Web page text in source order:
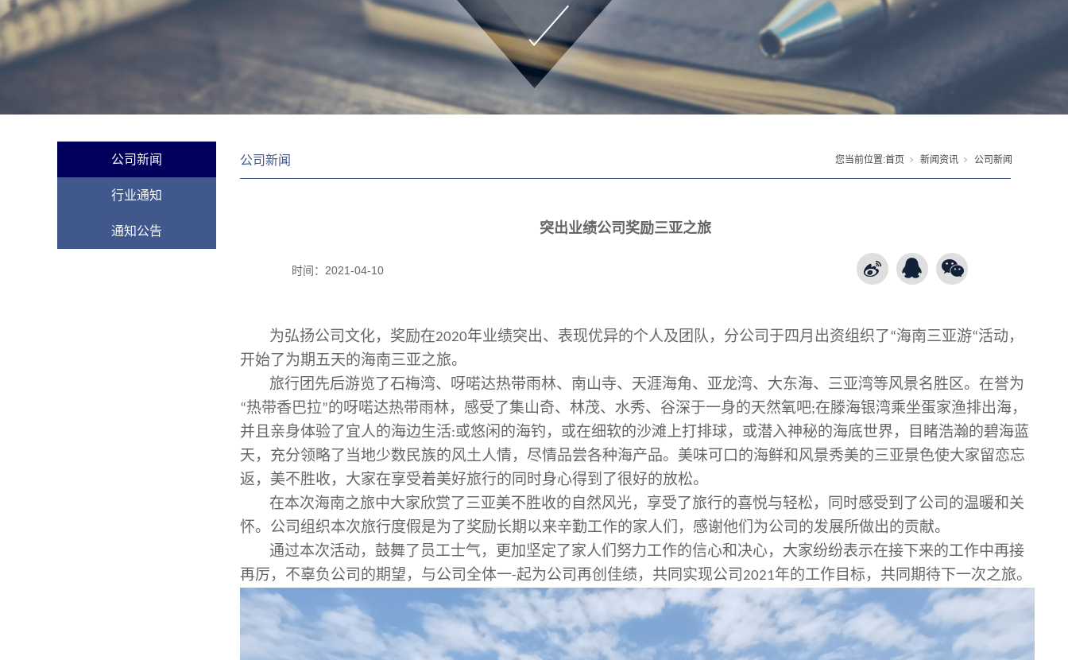
公司新闻
行业通知
通知公告
公司新闻 您当前位置:首页 新闻资讯 公司新闻
突出业绩公司奖励三亚之旅
时间： 2021-04-10
为弘扬公司 文化，奖励在2020年业绩突出、表现优异的个人及团队， 分公司于四月 出资组织了“海南三亚游“活动，
开始了为期五天的海南三亚之旅。
旅行团先后游览了石梅湾、呀喏达热带雨林、南山寺、天涯海角、亚龙湾、大东海、三亚湾等风景名胜区。在誉为
“热带香巴拉”的呀喏达热带雨林，感受了集山奇、林茂、水秀、谷深于一身的天然氧吧;在滕海银湾乘坐蛋家渔排出海，
并且 亲身体验了宜人的海边生活:或悠闲的海钓，或在细软的沙滩上打排球，或潜入神秘的海底世界，目睹浩瀚的碧海蓝
天，充分领略了当地少数民族的风土人情，尽情品尝各种海产品。美味可口的海鲜和风景秀美的三亚景色使大家留恋忘
返，美不胜收，大家在享受着美好旅行的同时身心得到了很好的放松。
在本次海南之旅中大家欣赏了三亚美不胜收的自然风光，享受了旅行的喜悦与轻松，同时感受到了公司的温暖和关
怀。公司组织本次旅行度假是为了奖励长期以来辛勤工作的家人们 ，感谢他们为公司的发展所做出的贡献。
通过本次活动，鼓舞了员工士气，更加坚定了家人们 努力工作的信心和决心，大家纷纷表示在接下来的工作中再接
再厉，不辜负公司的期望，与公司全体一-起为公司再创佳绩，共同实现公司 2021年的工作目标，共同期待下一次之旅。